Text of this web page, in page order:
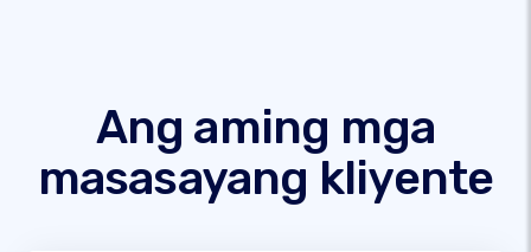
Ang aming mga
masasayang kliyente